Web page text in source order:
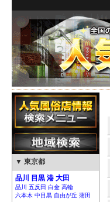
▼ 東京都
品川 目黒 港 大田
品川 五反田 白金 高輪
六本木 中目黒 自由が丘 蒲田